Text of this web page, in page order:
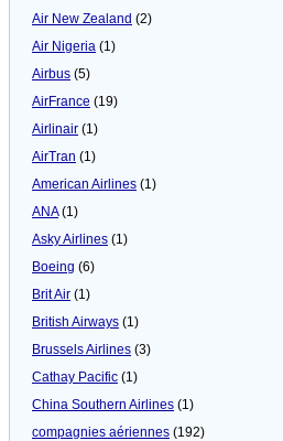
Air New Zealand (2)
Air Nigeria (1)
Airbus (5)
AirFrance (19)
Airlinair (1)
AirTran (1)
American Airlines (1)
ANA(1)
Asky Airlines (1)
Boeing (6)
Brit Air (1)
British Airways (1)
Brussels Airlines (3)
Cathay Pacific (1)
China Southern Airlines (1)
compagnies aériennes (192)